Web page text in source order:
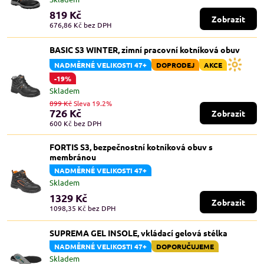
819 Kč
676,86 Kč bez DPH
Zobrazit
BASIC S3 WINTER, zimní pracovní kotníková obuv
NADMĚRNÉ VELIKOSTI 47+ DOPRODEJ
AKCE
-19%
Skladem
726 Kč
600 Kč bez DPH
899 KčSleva 19.2%
Zobrazit
FORTIS S3, bezpečnostní kotníková obuv s
membránou
NADMĚRNÉ VELIKOSTI 47+
Skladem
1329 Kč
1098,35 Kč bez DPH
Zobrazit
SUPREMA GEL INSOLE, vkládací gelová stélka
NADMĚRNÉ VELIKOSTI 47+ DOPORUČUJEME
Skladem